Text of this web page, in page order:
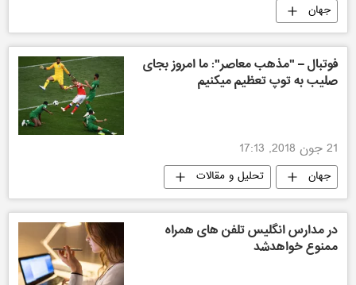
جهان
فوتبال – "مذهب معاصر": ما امروز بجای
صلیب به توپ تعظیم میکنیم
21 جون 2018, 17:13
جهان
تحلیل و مقالات
تحلیل و مقالات
مسابقات جام جهانی فوتبال 2018
اخبار مسابقات جام جهانی فوتبال 2018
در مدارس انگلیس تلفن های همراه
ممنوع خواهدشد